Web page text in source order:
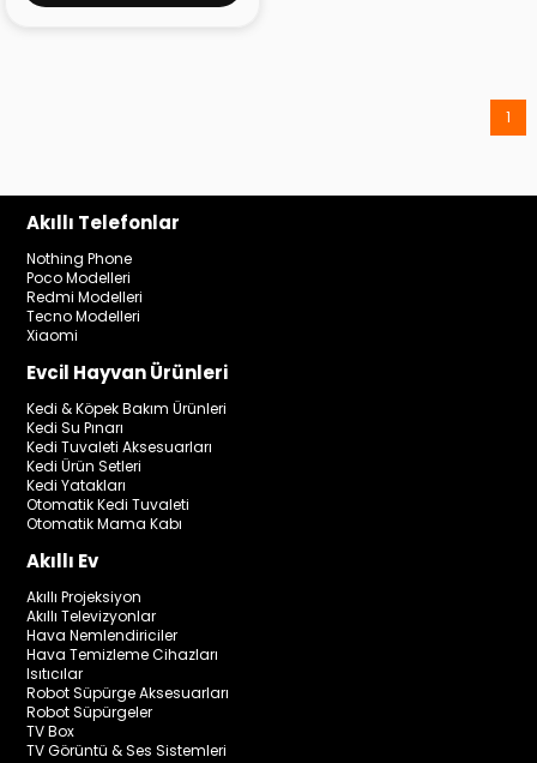
1
Akıllı Telefonlar
Nothing Phone
Poco Modelleri
Redmi Modelleri
Tecno Modelleri
Xiaomi
Evcil Hayvan Ürünleri
Kedi & Köpek Bakım Ürünleri
Kedi Su Pınarı
Kedi Tuvaleti Aksesuarları
Kedi Ürün Setleri
Kedi Yatakları
Otomatik Kedi Tuvaleti
Otomatik Mama Kabı
Akıllı Ev
Akıllı Projeksiyon
Akıllı Televizyonlar
Hava Nemlendiriciler
Hava Temizleme Cihazları
Isıtıcılar
Robot Süpürge Aksesuarları
Robot Süpürgeler
TV Box
TV Görüntü & Ses Sistemleri